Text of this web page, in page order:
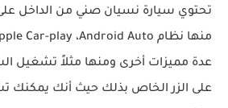
تحتوي سيارة نسيان صني من الداخل على
عدة مميزات أخرى ومنها مثلاً تشغيل
على الزر الخاص بذلك حيث أنك يمكنك